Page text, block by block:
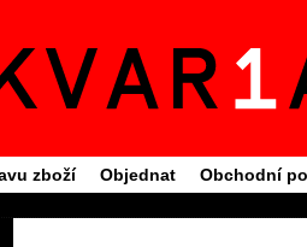
zboží Objednat Obchodní